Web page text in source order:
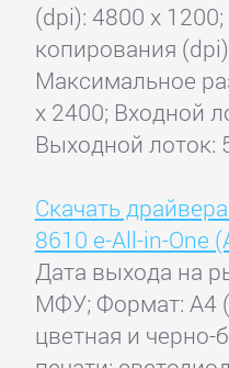
(dpi): 4800 x
копирования
Максимальное
x 2400; Входной
Выходной лоток:
Скачать
8610 e-All-in-One
Дата выхода на
МФУ; Формат: A4
цветная и черно-